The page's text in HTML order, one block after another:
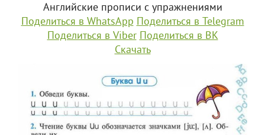
Английские прописи с упражнениями
Поделиться в WhatsApp Поделиться в Telegram
Поделиться в Viber Поделиться в ВК
Скачать